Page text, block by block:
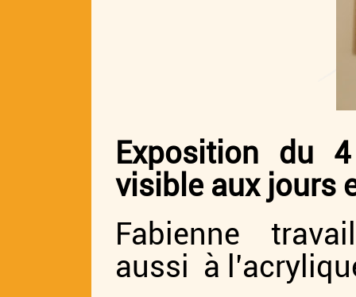
Exposition du
visible aux jours
Fabienne
aussi à